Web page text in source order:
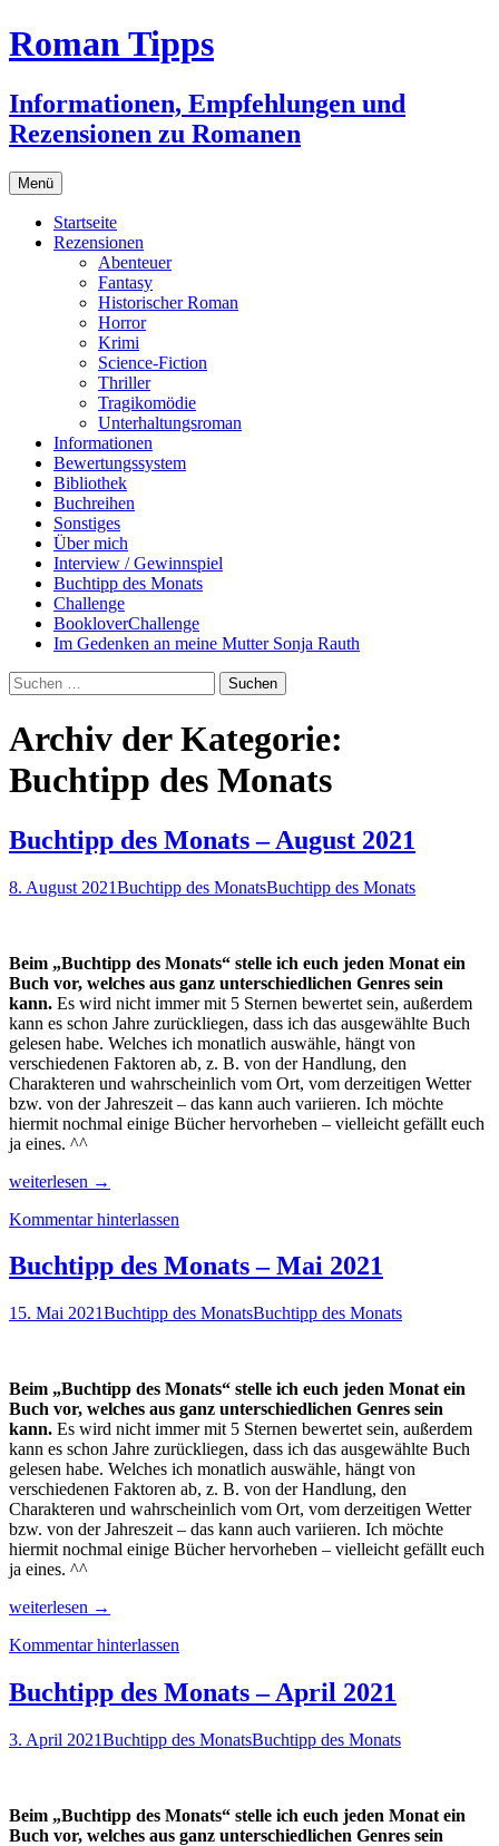
Zum
Inhalt
Roman Tipps
Informationen, Empfehlungen und
Rezensionen zu Romanen
Menü
Startseite
Rezensionen
Abenteuer
Fantasy
Historischer Roman
Horror
Krimi
Science-Fiction
Thriller
Tragikomödie
Unterhaltungsroman
Informationen
Bewertungssystem
Bibliothek
Buchreihen
Sonstiges
Über mich
Interview / Gewinnspiel
Buchtipp des Monats
Challenge
BookloverChallenge
Im Gedenken an meine Mutter Sonja Rauth
Suchen
nach:
Archiv der Kategorie:
Buchtipp des Monats
Buchtipp des Monats – August 2021
8. August 2021Buchtipp des MonatsBuchtipp des Monats
Beim „Buchtipp des Monats“ stelle ich euch jeden Monat ein
Buch vor, welches aus ganz unterschiedlichen Genres sein
kann. Es wird nicht immer mit 5 Sternen bewertet sein, außerdem
kann es schon Jahre zurückliegen, dass ich das ausgewählte Buch
gelesen habe. Welches ich monatlich auswähle, hängt von
verschiedenen Faktoren ab, z. B. von der Handlung, den
Charakteren und wahrscheinlich vom Ort, vom derzeitigen Wetter
bzw. von der Jahreszeit – das kann auch variieren. Ich möchte
hiermit nochmal einige Bücher hervorheben – vielleicht gefällt euch
ja eines. ^^
Buchtipp
Monats
August
2021
weiterlesen →
Kommentar hinterlassen
Buchtipp des Monats – Mai 2021
15. Mai 2021Buchtipp des MonatsBuchtipp des Monats
Beim „Buchtipp des Monats“ stelle ich euch jeden Monat ein
Buch vor, welches aus ganz unterschiedlichen Genres sein
kann. Es wird nicht immer mit 5 Sternen bewertet sein, außerdem
kann es schon Jahre zurückliegen, dass ich das ausgewählte Buch
gelesen habe. Welches ich monatlich auswähle, hängt von
verschiedenen Faktoren ab, z. B. von der Handlung, den
Charakteren und wahrscheinlich vom Ort, vom derzeitigen Wetter
bzw. von der Jahreszeit – das kann auch variieren. Ich möchte
hiermit nochmal einige Bücher hervorheben – vielleicht gefällt euch
ja eines. ^^
Buchtipp
Monats
Mai
2021
weiterlesen →
Kommentar hinterlassen
Buchtipp des Monats – April 2021
3. April 2021Buchtipp des MonatsBuchtipp des Monats
Beim „Buchtipp des Monats“ stelle ich euch jeden Monat ein
Buch vor, welches aus ganz unterschiedlichen Genres sein